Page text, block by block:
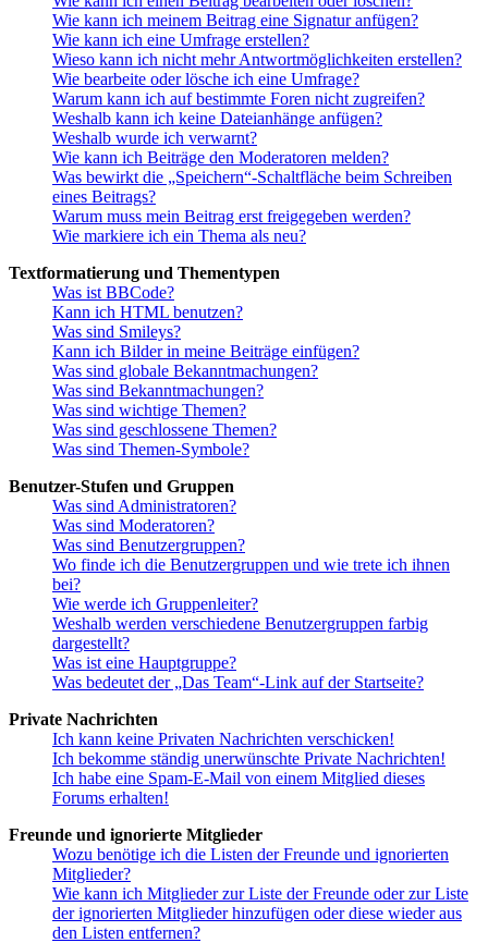
Wie kann ich meinem Beitrag eine Signatur anfügen?
Wie kann ich eine Umfrage erstellen?
Wieso kann ich nicht mehr Antwortmöglichkeiten erstellen?
Wie bearbeite oder lösche ich eine Umfrage?
Warum kann ich auf bestimmte Foren nicht zugreifen?
Weshalb kann ich keine Dateianhänge anfügen?
Weshalb wurde ich verwarnt?
Wie kann ich Beiträge den Moderatoren melden?
Was bewirkt die „Speichern“-Schaltfläche beim Schreiben
eines Beitrags?
Warum muss mein Beitrag erst freigegeben werden?
Wie markiere ich ein Thema als neu?
Textformatierung und Thementypen
Was ist BBCode?
Kann ich HTML benutzen?
Was sind Smileys?
Kann ich Bilder in meine Beiträge einfügen?
Was sind globale Bekanntmachungen?
Was sind Bekanntmachungen?
Was sind wichtige Themen?
Was sind geschlossene Themen?
Was sind Themen-Symbole?
Benutzer-Stufen und Gruppen
Was sind Administratoren?
Was sind Moderatoren?
Was sind Benutzergruppen?
Wo finde ich die Benutzergruppen und wie trete ich ihnen
bei?
Wie werde ich Gruppenleiter?
Weshalb werden verschiedene Benutzergruppen farbig
dargestellt?
Was ist eine Hauptgruppe?
Was bedeutet der „Das Team“-Link auf der Startseite?
Private Nachrichten
Ich kann keine Privaten Nachrichten verschicken!
Ich bekomme ständig unerwünschte Private Nachrichten!
Ich habe eine Spam-E-Mail von einem Mitglied dieses
Forums erhalten!
Freunde und ignorierte Mitglieder
Wozu benötige ich die Listen der Freunde und ignorierten
Mitglieder?
Wie kann ich Mitglieder zur Liste der Freunde oder zur Liste
der ignorierten Mitglieder hinzufügen oder diese wieder aus
den Listen entfernen?